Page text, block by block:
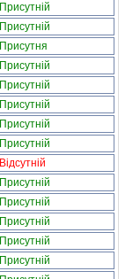
Присутній
Присутній
Присутня
Присутній
Присутній
Присутній
Присутній
Присутній
Відсутній
Присутній
Присутній
Присутній
Присутній
Присутній